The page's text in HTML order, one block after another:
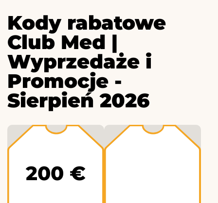
Kody rabatowe
Club Med |
Wyprzedaże i
Promocje -
Sierpień 2026
200 €